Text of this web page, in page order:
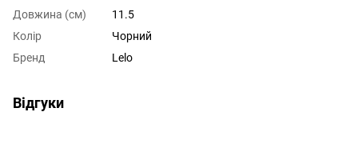
Довжина (см)
11.5
Колір
Чорний
Бренд
Lelo
Відгуки